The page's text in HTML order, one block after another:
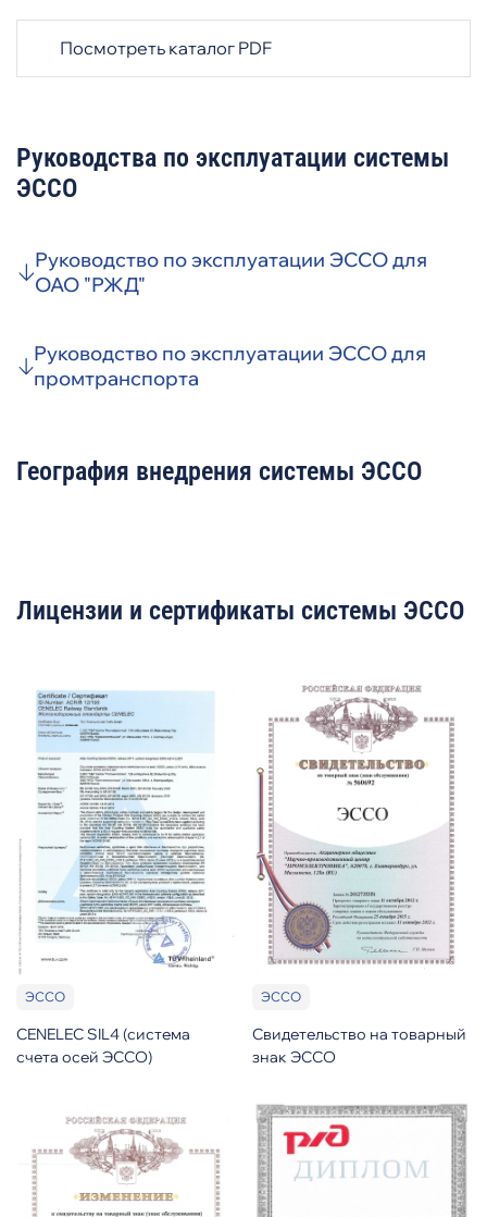
Посмотреть каталог PDF
Руководства по эксплуатации системы
ЭССО
Руководство по эксплуатации ЭССО для
ОАО "РЖД"
Руководство по эксплуатации ЭССО для
промтранспорта
География внедрения системы ЭССО
Лицензии и сертификаты системы ЭССО
ЭССО
CENELEC SIL4 (система
счета осей ЭССО)
ЭССО
Свидетельство на товарный
знак ЭССО